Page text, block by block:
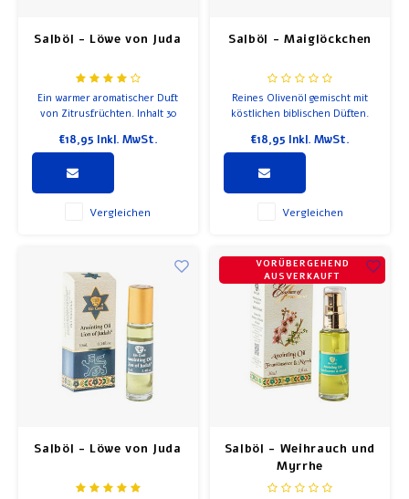
Salböl - Löwe von Juda
Ein warmer aromatischer Duft
von Zitrusfrüchten. Inhalt 30
€18,95 Inkl. MwSt.
Vergleichen
Salböl - Maiglöckchen
Reines Olivenöl gemischt mit
köstlichen biblischen Düften.
beruhigend ist. Inhalt 30ml.
Flasche mit Pumpe
€18,95 Inkl. MwSt.
Vergleichen
Salböl - Löwe von Juda
VORÜBERGEHEND
AUSVERKAUFT
Salböl - Weihrauch und
Myrrhe